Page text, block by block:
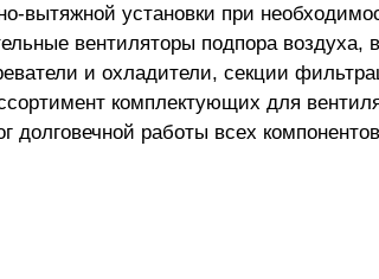
вытяжной установки при
вентиляторы подпора
и охладители, секции
комплектующих для
работы всех